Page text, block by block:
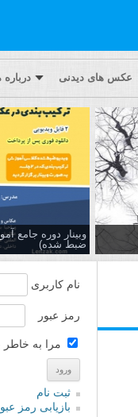
عکس های دیدنی درباره
وبینار دوره جامع
ضبط شده)
نام کاربری
رمز عبور
مرا به خاطر
ثبت نام
بازیابی رمز